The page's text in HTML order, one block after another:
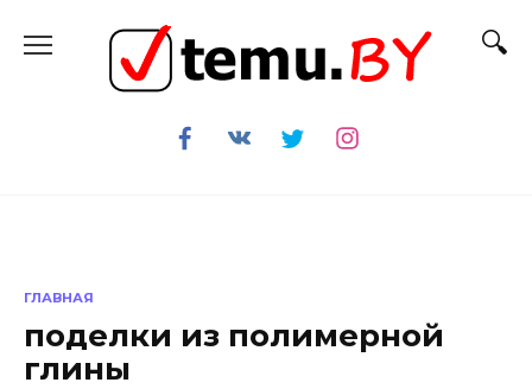
содержанию
ГЛАВНАЯ
поделки из полимерной
глины